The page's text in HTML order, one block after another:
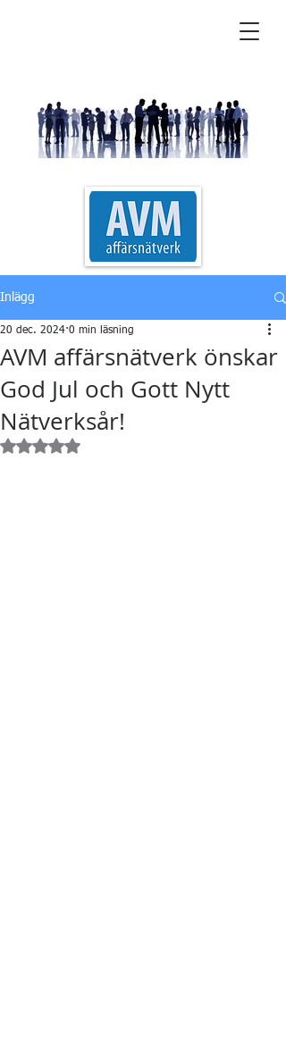
Inlägg
AVM affärsnätverk önskar
God Jul och Gott Nytt
Nätverksår!
20 dec. 2024 0 min läsning
Betygsatt till NaN av 5 stjärnor.